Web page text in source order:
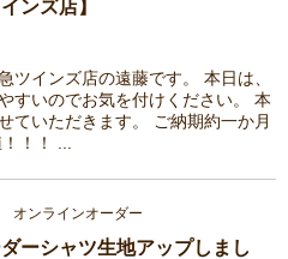
ンズ店】
ツインズ店の遠藤です。 本日は、
すいのでお気を付けください。 本
ていただきます。 ご納期約一か月
！！ ...
オンラインオーダー
ーシャツ生地アップしまし